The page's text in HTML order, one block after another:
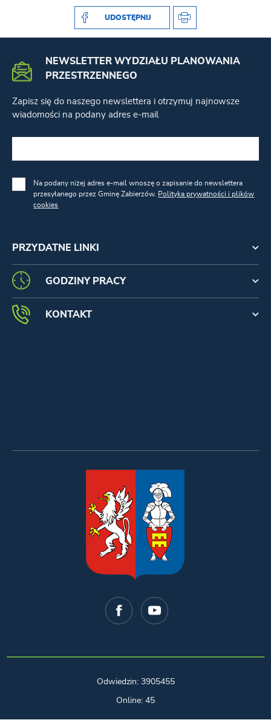
UDOSTĘPNIJ
PRZYDATNE LINKI
NEWSLETTER WYDZIAŁU PLANOWANIA
PRZESTRZENNEGO
Zapisz się do naszego newslettera i otrzymuj najnowsze
wiadomości na podany adres e-mail
Na podany niżej adres e-mail wnoszę o zapisanie do newslettera
przesyłanego przez Gminę Zabierzów. Polityka prywatności i plików
cookies
GODZINY PRACY
KONTAKT
Odwiedzin: 3905455
Online: 45